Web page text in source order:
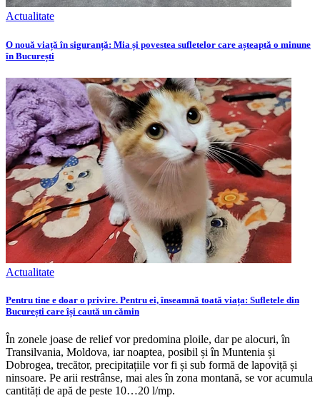
Actualitate
O nouă viață în siguranță: Mia și povestea sufletelor care așteaptă o minune
în București
Actualitate
Pentru tine e doar o privire. Pentru ei, înseamnă toată viața: Sufletele din
București care își caută un cămin
În zonele joase de relief vor predomina ploile, dar pe alocuri, în
Transilvania, Moldova, iar noaptea, posibil și în Muntenia și
Dobrogea, trecător, precipitațiile vor fi și sub formă de lapoviță și
ninsoare. Pe arii restrânse, mai ales în zona montană, se vor acumula
cantități de apă de peste 10…20 l/mp.